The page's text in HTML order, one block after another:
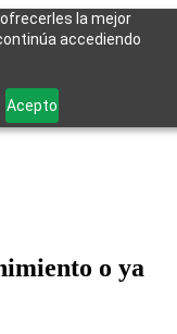
la mejor
accediendo
Acepto
o ya